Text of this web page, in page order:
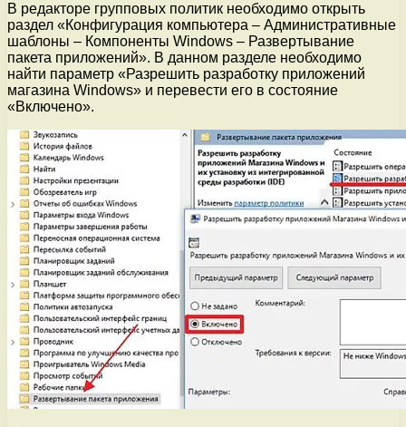
В редакторе групповых политик необходимо открыть
раздел «Конфигурация компьютера – Административные
шаблоны – Компоненты Windows – Развертывание
пакета приложений». В данном разделе необходимо
найти параметр «Разрешить разработку приложений
магазина Windows» и перевести его в состояние
«Включено».